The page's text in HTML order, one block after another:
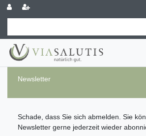
Newsletter
Schade, dass Sie sich abmelden. Sie
Newsletter gerne jederzeit wieder